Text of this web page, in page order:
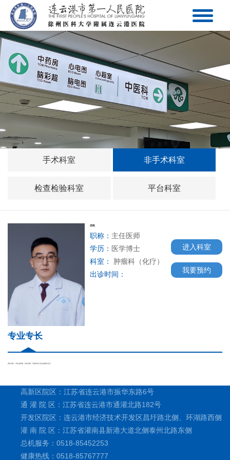
手术科室 非手术科室
检查检验科室 平台科室
庄民
职称： 主任医师
学历： 医学博士
科室：
肿瘤科（化疗）
出诊时间：
进入科室
我要预约
专业专长
擅长肺癌、消化道肿瘤、妇科肿瘤、乳腺癌化疗及生物靶向治疗
高新区院区：江苏省连云港市振华东路6号
通 灌 院 区：江苏省连云港市通灌北路182号
开发区院区：连云港市经济技术开发区昌圩路北侧、环湖路西侧
灌 南 院 区：江苏省灌南县新港大道北侧泰州北路东侧
总机服务：0518-85452253
健康热线：0518-85767777